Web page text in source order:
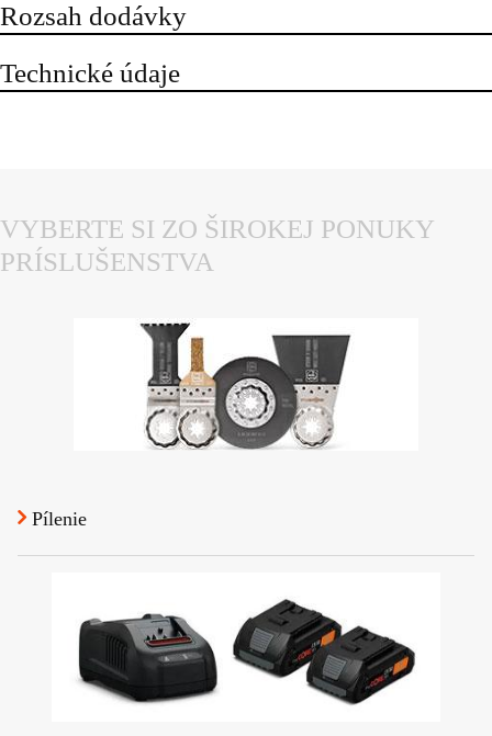
Rozsah dodávky
Technické údaje
VYBERTE SI ZO ŠIROKEJ PONUKY
PRÍSLUŠENSTVA
Pílenie